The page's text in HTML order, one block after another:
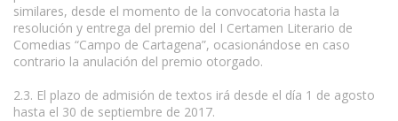
similares, desde el momento de la convocatoria hasta la
resolución y entrega del premio del I Certamen Literario de
Comedias “Campo de Cartagena”, ocasionándose en caso
contrario la anulación del premio otorgado.
2.3. El plazo de admisión de textos irá desde el día 1 de agosto
hasta el 30 de septiembre de 2017.